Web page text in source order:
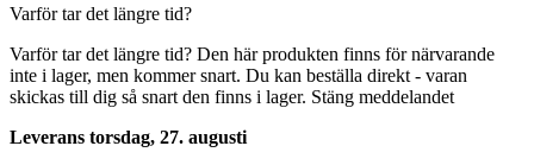
Varför tar det längre tid?
Varför tar det längre tid? Den här produkten finns för närvarande
inte i lager, men kommer snart. Du kan beställa direkt - varan
skickas till dig så snart den finns i lager. Stäng meddelandet
Leverans torsdag, 27. augusti